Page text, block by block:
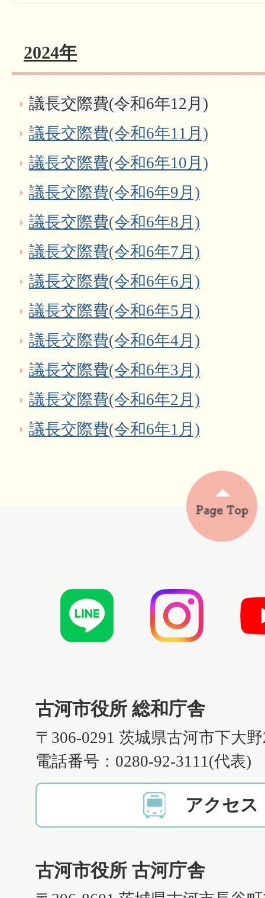
2024年
議長交際費(令和6年12月)
議長交際費(令和6年11月)
議長交際費(令和6年10月)
議長交際費(令和6年9月)
議長交際費(令和6年8月)
議長交際費(令和6年7月)
議長交際費(令和6年6月)
議長交際費(令和6年5月)
議長交際費(令和6年4月)
議長交際費(令和6年3月)
議長交際費(令和6年2月)
議長交際費(令和6年1月)
古河市役所 総和庁舎
〒306-0291 茨城県古河市下大
電話番号：0280-92-3111(代表)
アクセス
古河市役所 古河庁舎